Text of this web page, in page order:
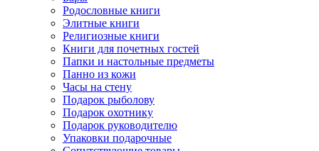
Родословные книги
Элитные книги
Религиозные книги
Книги для почетных гостей
Папки и настольные предметы
Панно из кожи
Часы на стену
Подарок рыболову
Подарок охотнику
Подарок руководителю
Упаковки подарочные